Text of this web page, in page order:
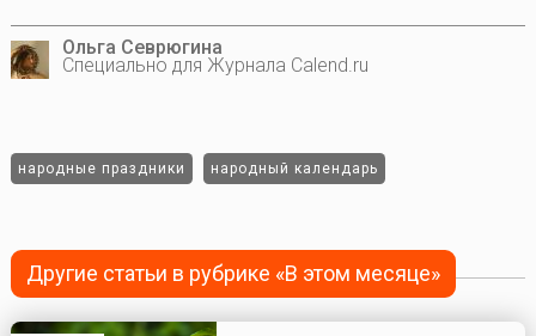
Ольга Севрюгина
Специально для Журнала Calend.ru
народные праздники народный календарь
Другие статьи в рубрике «В этом месяце»